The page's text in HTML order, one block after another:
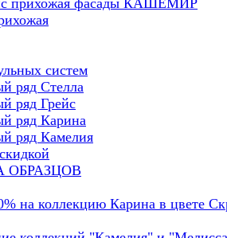
прихожая фасады КАШЕМИР
систем
ряд Стелла
ряд Грейс
ряд Карина
ряд Камелия
ОБРАЗЦОВ
на коллекцию Карина в цвете